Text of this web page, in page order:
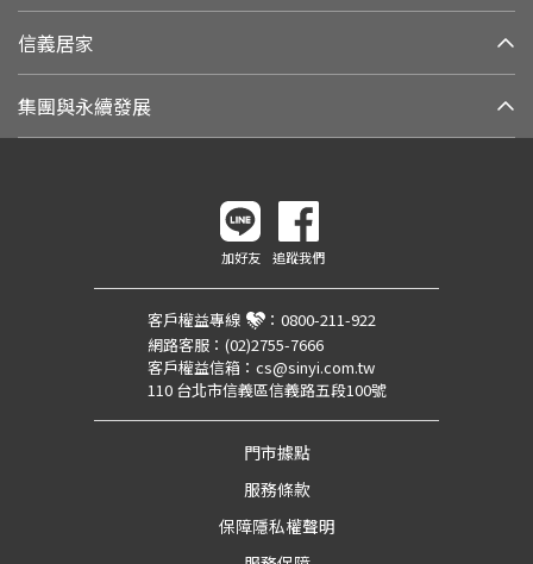
信義居家
集團與永續發展
加好友 追蹤我們
客戶權益專線 ： 0800-211-922
網路客服： (02)2755-7666
客戶權益信箱： cs@sinyi.com.tw
110 台北市信義區信義路五段100號
門市據點
服務條款
保障隱私權聲明